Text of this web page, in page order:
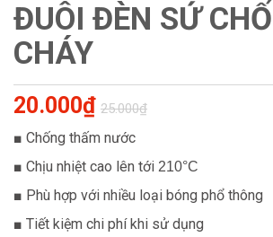
ĐUÔI ĐÈN SỨ
CHÁY
20.000₫ 25.000₫
■ Chống thấm nước
■ Chịu nhiệt cao lên tới 210°C
■ Phù hợp với nhiều loại bóng phổ thông
■ Tiết kiệm chi phí khi sử dụng